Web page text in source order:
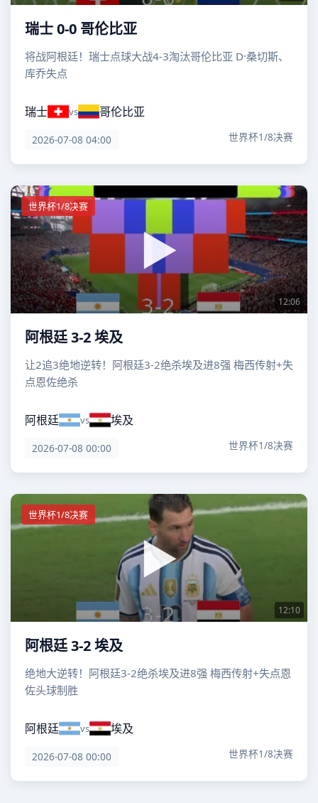
瑞士 0-0 哥伦比亚
将战阿根廷！瑞士点球大战4-3淘汰哥伦比亚 D·桑切斯、
库乔失点
瑞士 vs 哥伦比亚
2026-07-08 04:00 世界杯1/8决赛
世界杯1/8决赛
12:06
阿根廷 3-2 埃及
让2追3绝地逆转！阿根廷3-2绝杀埃及进8强 梅西传射+失
点恩佐绝杀
阿根廷 vs 埃及
2026-07-08 00:00 世界杯1/8决赛
世界杯1/8决赛
12:10
阿根廷 3-2 埃及
绝地大逆转！阿根廷3-2绝杀埃及进8强 梅西传射+失点恩
佐头球制胜
阿根廷 vs 埃及
2026-07-08 00:00 世界杯1/8决赛